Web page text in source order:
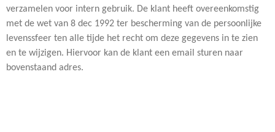
verzamelen voor intern gebruik. De klant heeft overeenkomstig
met de wet van 8 dec 1992 ter bescherming van de persoonlijke
levenssfeer ten alle tijde het recht om deze gegevens in te zien
en te wijzigen. Hiervoor kan de klant een email sturen naar
bovenstaand adres.